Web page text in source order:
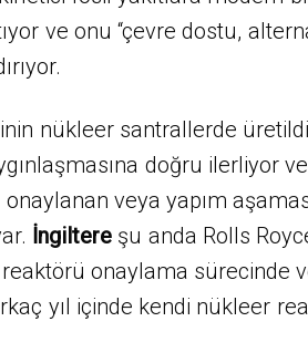
ve onu “çevre dostu,
nükleer santrallerde
doğru ilerliyor
onaylanan veya yapım
İngiltere şu anda Rolls
onaylama sürecinde
yıl içinde kendi nükleer